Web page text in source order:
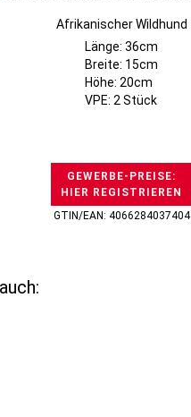
Afrikanischer Wildhund
Länge: 36cm
Breite: 15cm
Höhe: 20cm
VPE: 2 Stück
GEWERBE-PREISE:
HIER REGISTRIEREN
GTIN/EAN: 4066284037404